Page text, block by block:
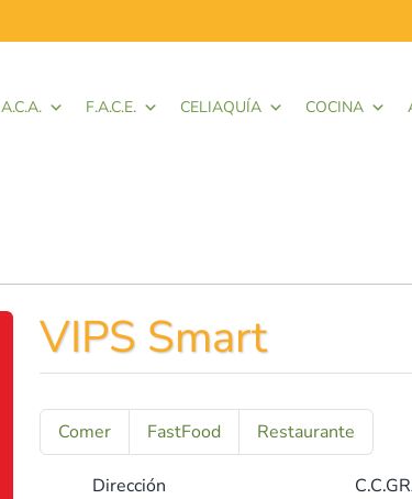
A.C.A. F.A.C.E. CELIAQUÍA COCINA
VIPS Smart
Comer FastFood Restaurante
Dirección